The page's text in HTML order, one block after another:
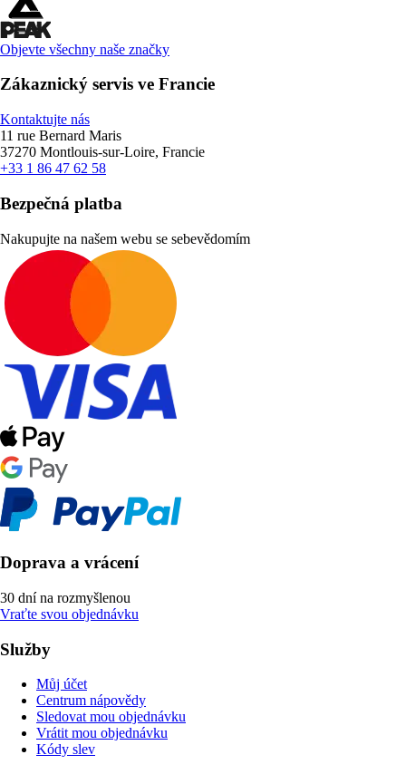
Objevte všechny naše značky
Zákaznický servis ve Francie
Kontaktujte nás
11 rue Bernard Maris
37270 Montlouis-sur-Loire, Francie
+33 1 86 47 62 58
Bezpečná platba
Nakupujte na našem webu se sebevědomím
Doprava a vrácení
30 dní na rozmyšlenou
Vraťte svou objednávku
Služby
Můj účet
Centrum nápovědy
Sledovat mou objednávku
Vrátit mou objednávku
Kódy slev